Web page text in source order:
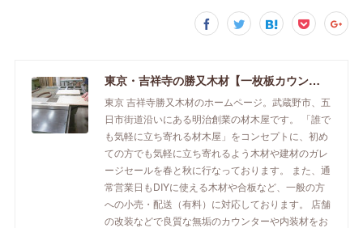
東京・吉祥寺の勝又木材【一枚板カウンター】
東京 吉祥寺勝又木材のホームページ。武蔵野市、五
日市街道沿いにある明治創業の材木屋です。 「誰で
も気軽に立ち寄れる材木屋」をコンセプトに、初め
ての方でも気軽に立ち寄れるよう木材や建材のガレ
ージセールを春と秋に行なっております。 また、通
常営業日もDIYに使える木材や合板など、一般の方
への小売・配送（有料）に対応しております。 店舗
の改装などで良質な無垢のカウンターや内装材をお